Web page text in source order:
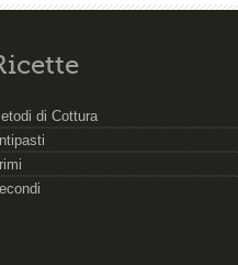
di Cottura